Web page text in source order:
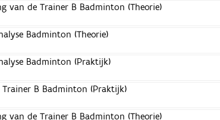
van de Trainer B Badminton (Theorie)
Badminton (Theorie)
Badminton (Praktijk)
B Badminton (Praktijk)
van de Trainer B Badminton (Theorie)